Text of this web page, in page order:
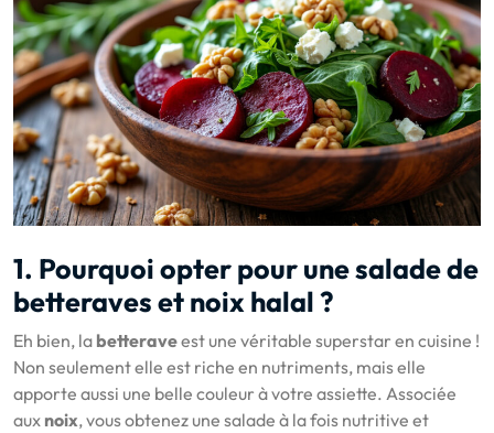
1. Pourquoi opter pour une salade de
betteraves et noix halal ?
Eh bien, la betteraveest une véritable superstar en cuisine !
Non seulement elle est riche en nutriments, mais elle
apporte aussi une belle couleur à votre assiette. Associée
aux noix, vous obtenez une salade à la fois nutritive et